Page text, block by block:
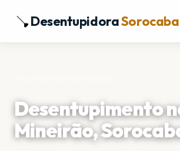
DesentupidoraSorocaba
Desentupimento
Mineirão,